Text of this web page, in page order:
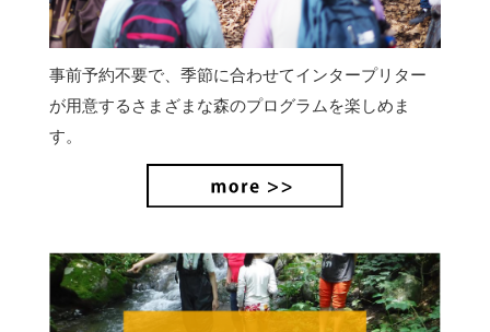
事前予約不要で、季節に合わせてインタープリター
が用意するさまざまな森のプログラムを楽しめま
す。